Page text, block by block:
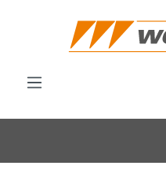
principal